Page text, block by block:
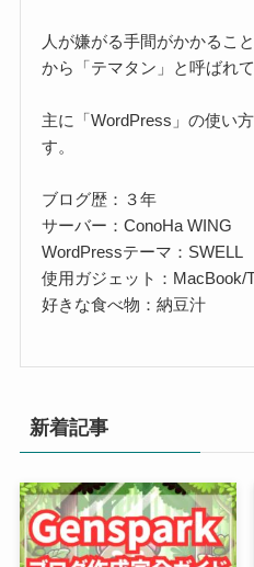
人が嫌がる手間がかかるこ
から「テマタン」と呼ばれて
主に「WordPress」の使い
す。
ブログ歴：３年
サーバー：ConoHa WING
WordPressテーマ：SWELL
使用ガジェット：MacBook/
好きな食べ物：納豆汁
新着記事